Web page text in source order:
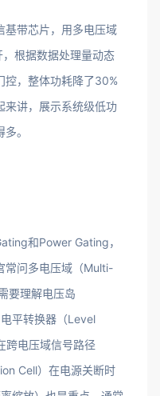
基带芯片，用多电压域
根据数据处理量动态
控，整体功耗降了30%
来讲，展示系统级低功
。
和Power Gating，
常问多电压域（Multi-
要理解电压岛
平转换器（Level
跨电压域信号路径
Cell）在电源关断时